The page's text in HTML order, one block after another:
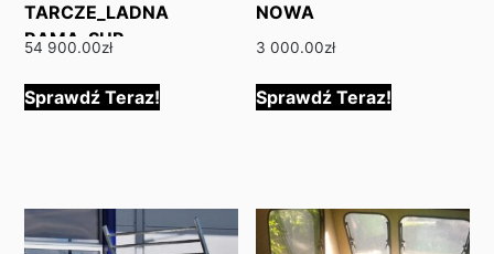
TARCZE_LADNA
RAMA_SUP…
54 900.00zł
Sprawdź Teraz!
NOWA
3 000.00zł
Sprawdź Teraz!